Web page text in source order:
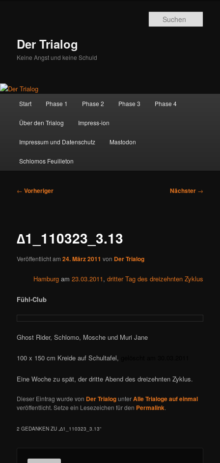
Der Trialog
Keine Angst und keine Schuld
Start Phase 1 Phase 2 Phase 3 Phase 4
Über den Trialog Impress-ion
Impressum und Datenschutz Mastodon
Schlomos Feuilleton
Beitragsnavigation
← Vorheriger Nächster →
∆1_110323_3.13
Veröffentlicht am24. März 2011 von Der Trialog
Hamburgam 23.03.2011, dritter Tag des dreizehnten Zyklus
Fühl-Club
Ghost Rider, Schlomo, Mosche und Muri Jane
100 x 150 cm Kreide auf Schultafel,
Eine Woche zu spät, der dritte Abend des dreizehnten Zyklus.
Dieser Eintrag wurde von Der TrialogunterAlle Trialoge auf einmal
veröffentlicht. Setze ein Lesezeichen für den Permalink.
2 GEDANKEN ZU „∆1_110323_3.13“